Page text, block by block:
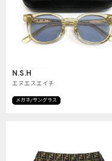
N.S.H
エヌエスエイチ
メガネ/サングラス